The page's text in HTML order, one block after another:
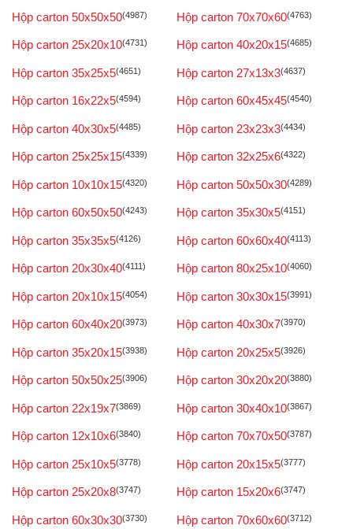
Hộp carton 50x50x50(4987) Hộp carton 70x70x60(4763)
Hộp carton 25x20x10(4731) Hộp carton 40x20x15(4685)
Hộp carton 35x25x5(4651) Hộp carton 27x13x3(4637)
Hộp carton 16x22x5(4594) Hộp carton 60x45x45(4540)
Hộp carton 40x30x5(4485) Hộp carton 23x23x3(4434)
Hộp carton 25x25x15(4339) Hộp carton 32x25x6(4322)
Hộp carton 10x10x15(4320) Hộp carton 50x50x30(4289)
Hộp carton 60x50x50(4243) Hộp carton 35x30x5(4151)
Hộp carton 35x35x5(4126) Hộp carton 60x60x40(4113)
Hộp carton 20x30x40(4111) Hộp carton 80x25x10(4060)
Hộp carton 20x10x15(4054) Hộp carton 30x30x15(3991)
Hộp carton 60x40x20(3973) Hộp carton 40x30x7(3970)
Hộp carton 35x20x15(3938) Hộp carton 20x25x5(3926)
Hộp carton 50x50x25(3906) Hộp carton 30x20x20(3880)
Hộp carton 22x19x7(3869) Hộp carton 30x40x10(3867)
Hộp carton 12x10x6(3840) Hộp carton 70x70x50(3787)
Hộp carton 25x10x5(3778) Hộp carton 20x15x5(3777)
Hộp carton 25x20x8(3747) Hộp carton 15x20x6(3747)
Hộp carton 60x30x30(3730) Hộp carton 70x60x60(3712)